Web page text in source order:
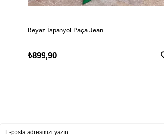
Beyaz İspanyol Paça Jean
₺899,90